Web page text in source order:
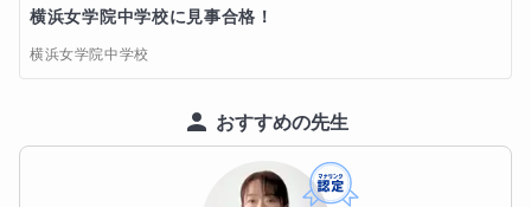
・不登校生徒対応（フリースクール）
・総合型・面接試験
・高卒認定試験
これにより、私の授業をお申し込みいただけました場
合は、
「オプションの追加で想定していたより授業料が高く
横浜女学院中学校に見事合格！
横浜女学院中学校
おすすめの先生